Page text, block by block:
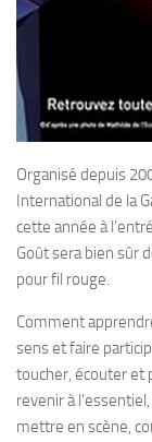
Organisé depuis
International de la
cette année à
Goût sera bien sûr
pour fil rouge.
Comment
sens et faire
toucher, écouter et
revenir à
mettre en scène,